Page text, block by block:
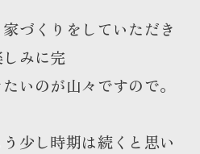
づくりをしていただき
みに完
いのが山々ですので。
少し時期は続くと思い